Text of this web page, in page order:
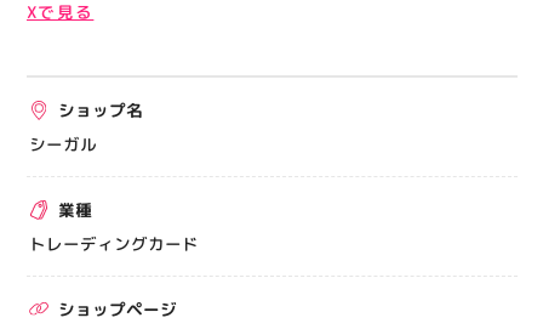
出店をご検討の方へ
テナント出店募集
催事出店募集
アティビジョンについて
Xで見る
ショップ名
シーガル
業種
トレーディングカード
ショップページ